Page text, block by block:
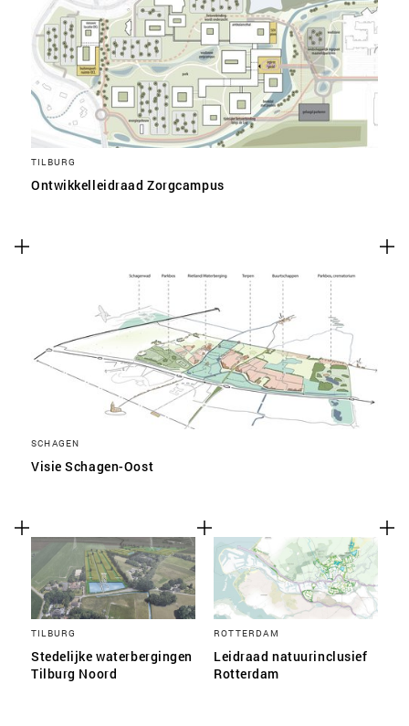
TILBURG
Ontwikkelleidraad Zorgcampus
SCHAGEN
Visie Schagen-Oost
TILBURG
Stedelijke waterbergingen
Tilburg Noord
ROTTERDAM
Leidraad natuurinclusief
Rotterdam